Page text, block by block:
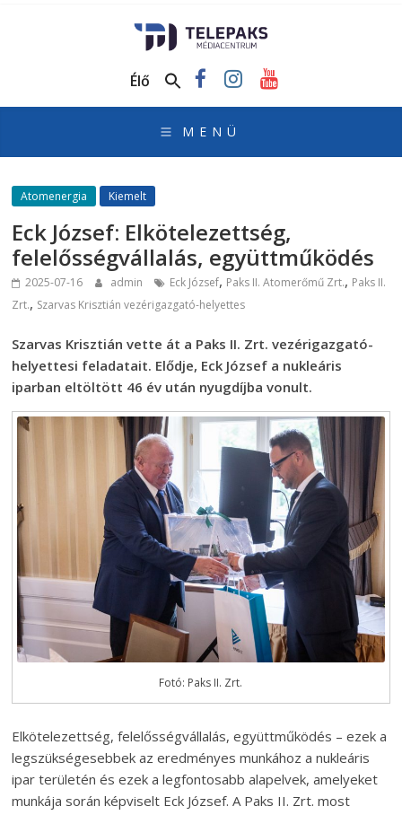
Médiacentrum
honlapja
Élő
Atomenergia Kiemelt
Eck József: Elkötelezettség,
felelősségvállalás, együttműködés
2025-07-16 admin Eck József, Paks II. Atomerőmű Zrt., Paks II.
Zrt., Szarvas Krisztián vezérigazgató-helyettes
Szarvas Krisztián vette át a Paks II. Zrt. vezérigazgató-
helyettesi feladatait. Elődje, Eck József a nukleáris
iparban eltöltött 46 év után nyugdíjba vonult.
Fotó: Paks II. Zrt.
Elkötelezettség, felelősségvállalás, együttműködés – ezek a
legszükségesebbek az eredményes munkához a nukleáris
ipar területén és ezek a legfontosabb alapelvek, amelyeket
munkája során képviselt Eck József. A Paks II. Zrt. most